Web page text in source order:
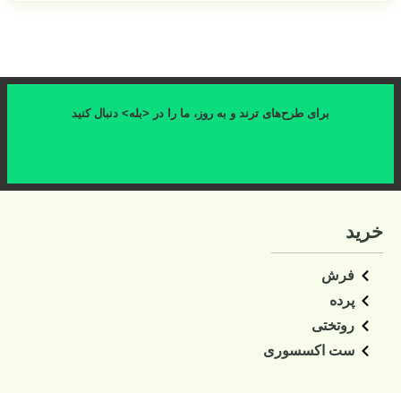
برای طرح‌های ترند و به روز، ما را در <بله> دنبال کنید
خرید
فرش
پرده
روتختی
ست اکسسوری